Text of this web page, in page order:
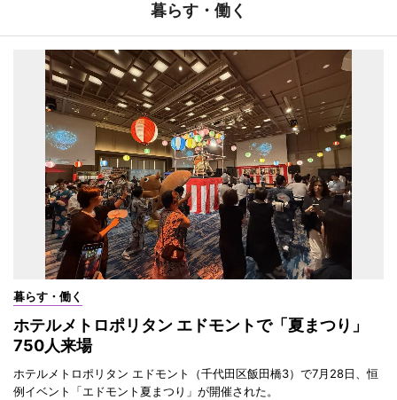
暮らす・働く
暮らす・働く
ホテルメトロポリタン エドモントで「夏まつり」
750人来場
ホテルメトロポリタン エドモント（千代田区飯田橋3）で7月28日、恒
例イベント「エドモント夏まつり」が開催された。